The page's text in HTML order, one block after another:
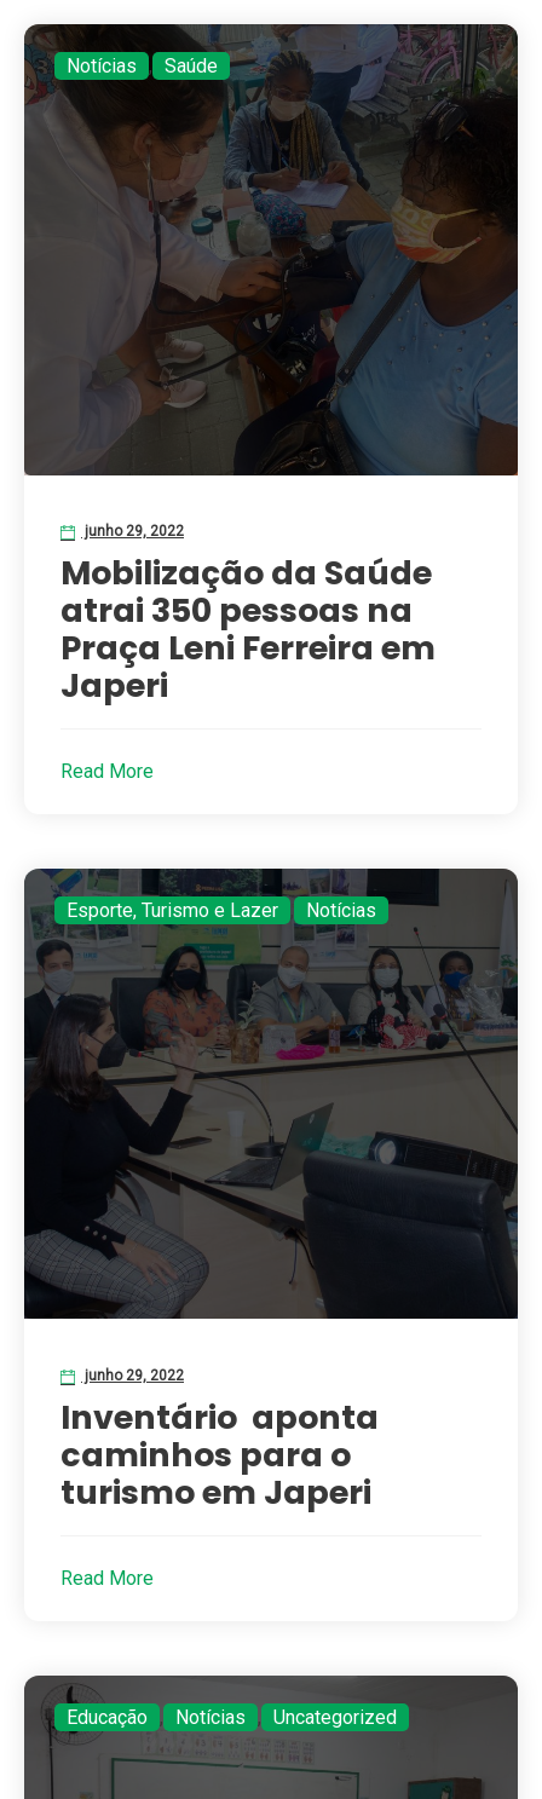
Notícias , Saúde
junho 29, 2022
Mobilização da Saúde
atrai 350 pessoas na
Praça Leni Ferreira em
Japeri
Read More
Esporte, Turismo e Lazer Notícias
junho 29, 2022
Inventário aponta
caminhos para o
turismo em Japeri
Read More
Educação , Notícias , Uncategorized